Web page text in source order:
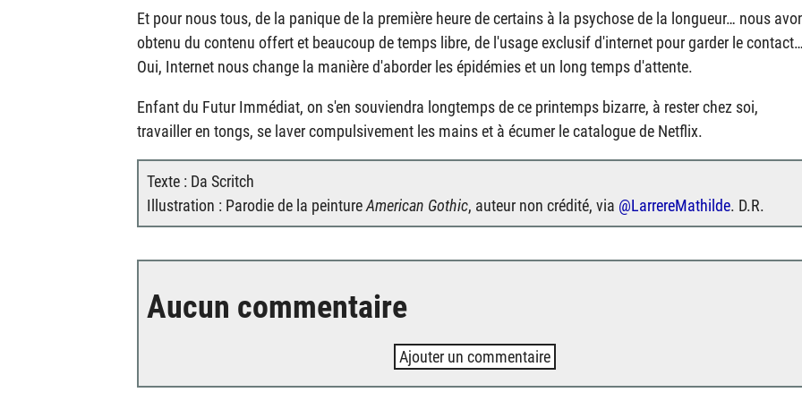
Et pour nous tous, de la panique de la première heure de certains à la psychose de la longueur… nous
obtenu du contenu offert et beaucoup de temps libre, de l'usage exclusif d'internet pour garder le
Oui, Internet nous change la manière d'aborder les épidémies et un long temps d'attente.
Enfant du Futur Immédiat, on s'en souviendra longtemps de ce printemps bizarre, à rester chez soi,
travailler en tongs, se laver compulsivement les mains et à écumer le catalogue de Netflix.
Texte : Da Scritch
Illustration : Parodie de la peintureAmerican Gothic, auteur non crédité, via @LarrereMathilde. D.R.
Aucun commentaire
Ajouter un commentaire